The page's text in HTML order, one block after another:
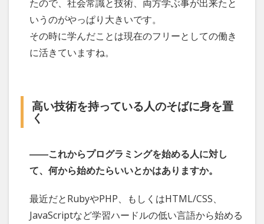
たので、社会常識と技術、両方学ぶ事が出来たと
いうのがやっぱり大きいです。
その時に学んだことは現在のフリーとしての働き
に活きていますね。
高い技術を持っている人のそばに身を置
く
――これからプログラミングを始める人に対し
て、何から始めたらいいとかはありますか。
最近だとRubyやPHP、もしくはHTML/CSS、
JavaScriptなど学習ハードルの低い言語から始める